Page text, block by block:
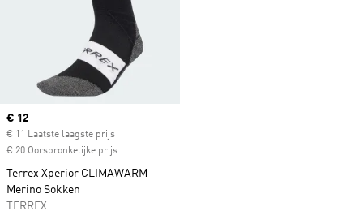
Current price
€ 12
€ 11 Laatste laagste prijs
€ 20 Oorspronkelijke prijs
Terrex Xperior CLIMAWARM
Merino Sokken
TERREX